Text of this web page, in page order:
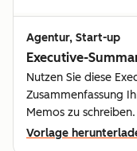
Agentur, Start-up
Executive-
Nutzen Sie diese
Zusammenfassung
Memos zu schreiben.
Vorlage